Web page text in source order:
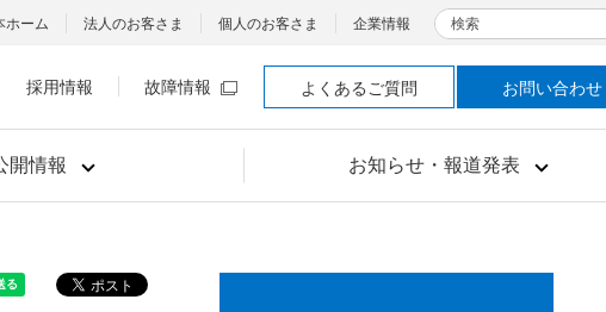
開情報 お知らせ・報道発表
ホーム 法人のお客さま 個人のお客さま 企業情報 検索
採用情報 故障情報 よくあるご質問 お問い合わせ